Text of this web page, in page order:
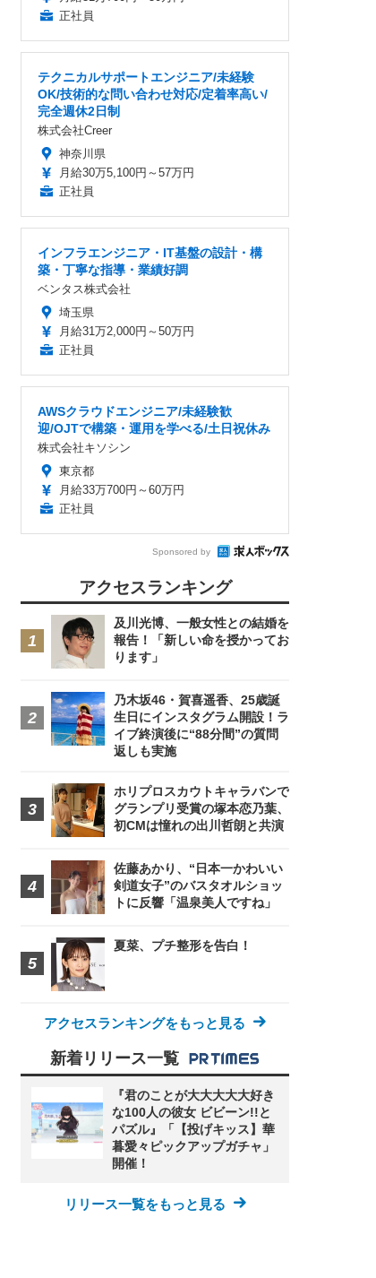
正社員
テクニカルサポートエンジニア/未経験
OK/技術的な問い合わせ対応/定着率高い/
完全週休2日制
株式会社Creer
神奈川県
月給30万5,100円～57万円
正社員
インフラエンジニア・IT基盤の設計・構
築・丁寧な指導・業績好調
ベンタス株式会社
埼玉県
月給31万2,000円～50万円
正社員
AWSクラウドエンジニア/未経験歓
迎/OJTで構築・運用を学べる/土日祝休み
株式会社キソシン
東京都
月給33万700円～60万円
正社員
Sponsored by
アクセスランキング
及川光博、一般女性との結婚を
報告！「新しい命を授かってお
ります」
乃木坂46・賀喜遥香、25歳誕
生日にインスタグラム開設！ラ
イブ終演後に“88分間”の質問
返しも実施
ホリプロスカウトキャラバンで
グランプリ受賞の塚本恋乃葉、
初CMは憧れの出川哲朗と共演
佐藤あかり、“日本一かわいい
剣道女子”のバスタオルショッ
トに反響「温泉美人ですね」
夏菜、プチ整形を告白！
アクセスランキングをもっと見る
新着リリース一覧
『君のことが大大大大大好き
な100人の彼女 ビビーン!!と
パズル』「【投げキッス】華
暮愛々ピックアップガチャ」
開催！
リリース一覧をもっと見る